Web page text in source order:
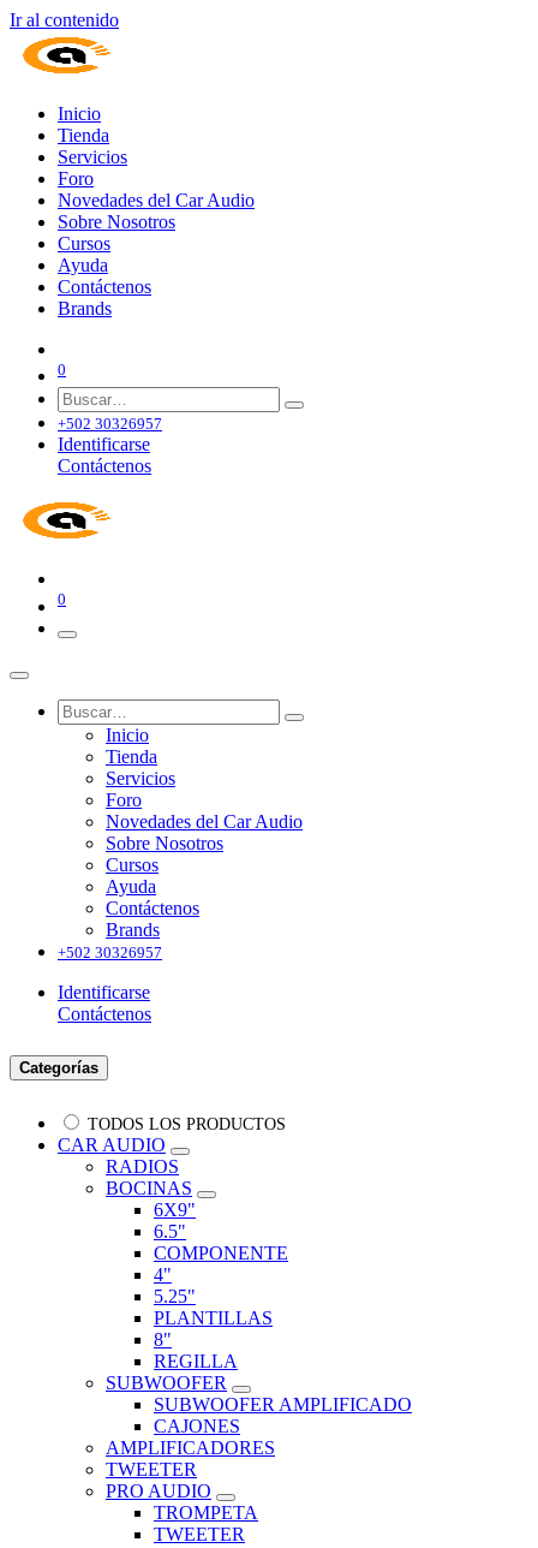
Ir al contenido
Inicio
Tienda
Servicios
Foro
Novedades del Car Audio
Sobre Nosotros
Cursos
Ayuda
Contáctenos
Brands
0
+502 30326957
Identificarse
Contáctenos
0
Inicio
Tienda
Servicios
Foro
Novedades del Car Audio
Sobre Nosotros
Cursos
Ayuda
Contáctenos
Brands
+502 30326957
Identificarse
Contáctenos
Categorías
TODOS LOS PRODUCTOS
CAR AUDIO
RADIOS
BOCINAS
6X9"
6.5"
COMPONENTE
4"
5.25"
PLANTILLAS
8"
REGILLA
SUBWOOFER
SUBWOOFER AMPLIFICADO
CAJONES
AMPLIFICADORES
TWEETER
PRO AUDIO
TROMPETA
TWEETER